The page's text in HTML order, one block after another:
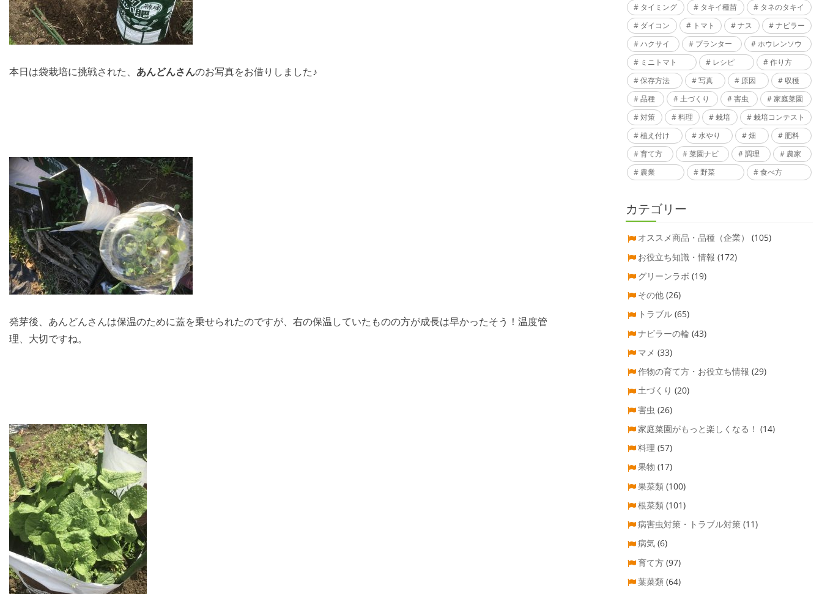
本日は袋栽培に挑戦された、 あんどんさんのお写真をお借りしました♪
発芽後、あんどんさんは保温のために蓋を乗せられたのですが、右の保温していたものの方が成長は早かったそう！温度管
理、大切ですね。
タイミング
タキイ種苗
タネのタキイ
ダイコン
トマト ナス
ナビラー
ハクサイ
プランター
ホウレンソウ
ミニトマト
レシピ
作り方
保存方法
写真 原因
収穫
品種
土づくり 害虫
家庭菜園
対策
料理 栽培
栽培コンテスト
植え付け
水やり 畑
肥料
育て方
菜園ナビ 調理
農家
農業
野菜 食べ方
カテゴリー
オススメ商品・品種（企業）
(105)
お役立ち知識・情報 (172)
グリーンラボ (19)
その他 (26)
トラブル (65)
ナビラーの輪 (43)
マメ (33)
作物の育て方・お役立ち情報 (29)
土づくり (20)
害虫 (26)
家庭菜園がもっと楽しくなる！ (14)
料理 (57)
果物 (17)
果菜類 (100)
根菜類 (101)
病害虫対策・トラブル対策 (11)
病気 (6)
育て方 (97)
葉菜類 (64)